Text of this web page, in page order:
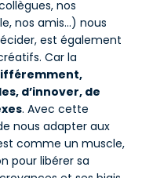
nos
nos amis…) nous
est également
Car la
d’innover, de
. Avec cette
nous adapter aux
comme un muscle,
pour libérer sa